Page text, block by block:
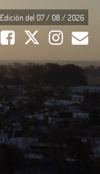
Edición del 07 / 08 / 2026